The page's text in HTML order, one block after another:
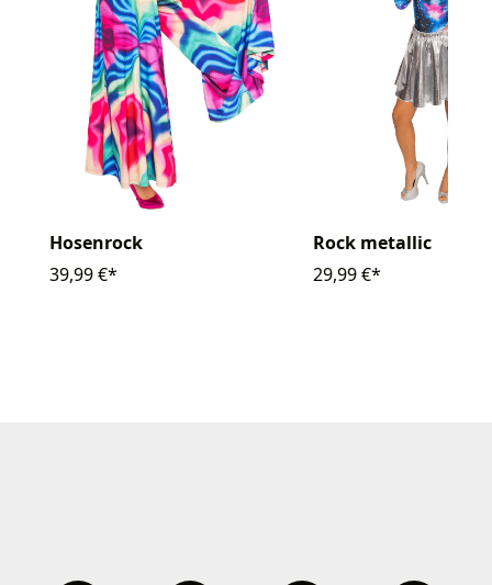
Hosenrock
39,99 €*
Rock metallic
29,99 €*